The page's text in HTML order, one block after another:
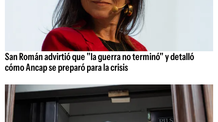
San Román advirtió que "la guerra no terminó" y detalló
cómo Ancap se preparó para la crisis